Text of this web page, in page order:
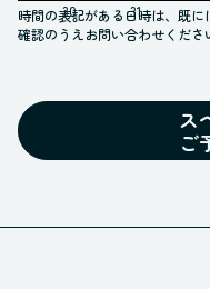
30 31
時間の表記がある日時は、既
確認のうえお問い合わせくださ
ス
ご